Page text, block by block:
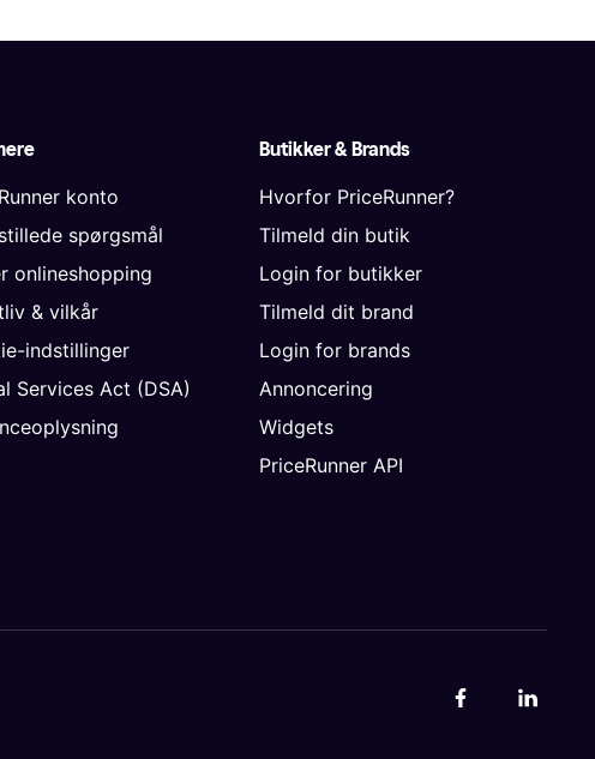
konto
spørgsmål
onlineshopping
& vilkår
indstillinger
Services Act (DSA)
Butikker & Brands
Hvorfor PriceRunner?
Tilmeld din butik
Login for butikker
Tilmeld dit brand
Login for brands
Annoncering
Widgets
PriceRunner API